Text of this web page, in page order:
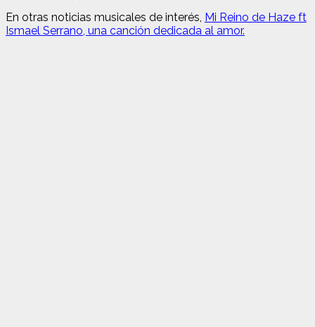
En otras noticias musicales de interés, Mi Reino de Haze ft
Ismael Serrano, una canción dedicada al amor.